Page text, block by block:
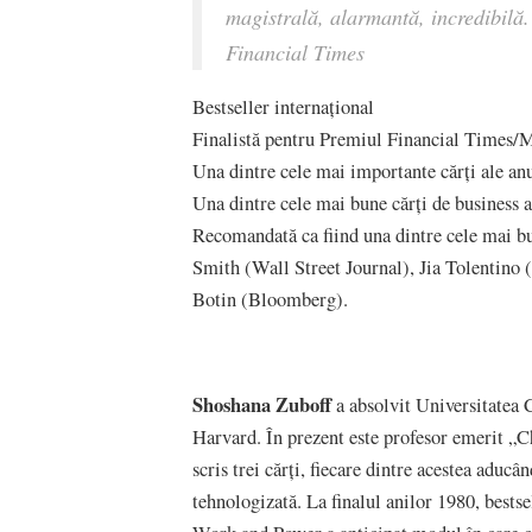
magistrală, alarmantă,
Financial Times
Bestseller internațional
Finalistă pentru Premiul Financial Times/
Una dintre cele mai importante cărți ale
Una dintre cele mai bune cărți de business
Recomandată ca fiind una dintre cele mai
Smith (Wall Street Journal), Jia
Botin (Bloomberg).
Shoshana Zuboffa absolvit Universitatea
Harvard. În prezent este profesor emerit
scris trei cărți, fiecare dintre acestea
tehnologizată. La finalul anilor 1980,